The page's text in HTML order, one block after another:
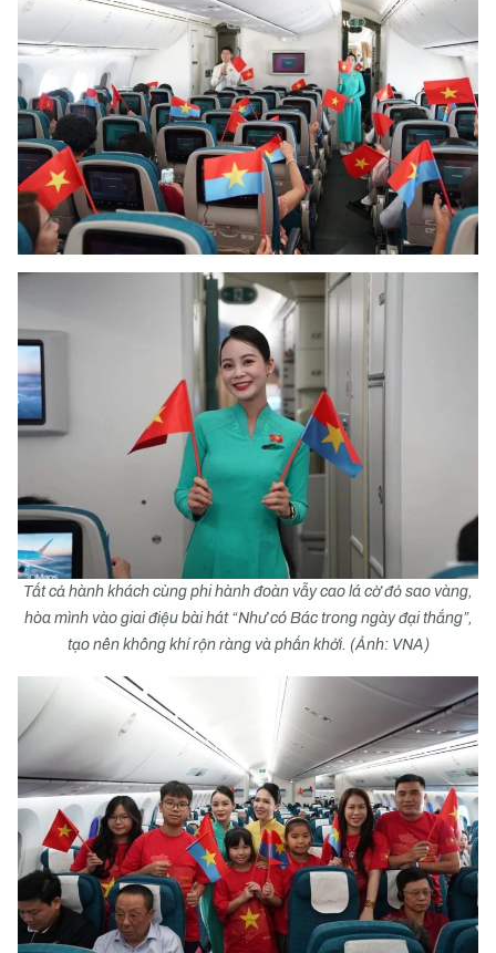
Tất cả hành khách cùng phi hành đoàn vẫy cao lá cờ đỏ sao vàng,
hòa mình vào giai điệu bài hát “Như có Bác trong ngày đại thắng”,
tạo nên không khí rộn ràng và phấn khởi. (Ảnh: VNA)